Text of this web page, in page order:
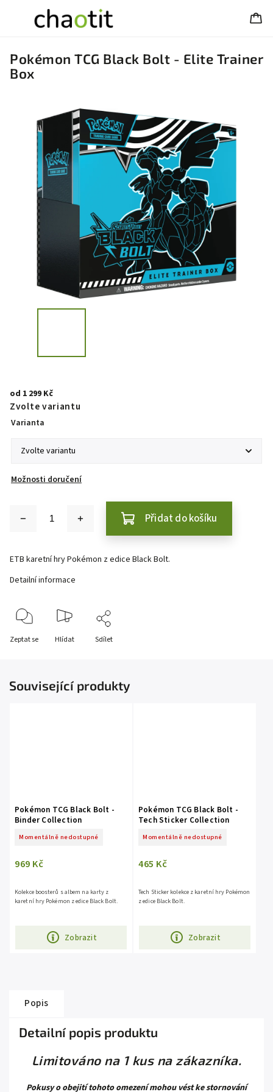
Pokémon TCG Black Bolt - Elite Trainer
Box
od 1 299 Kč
Zvolte variantu
Varianta
Možnosti doručení
Přidat do košíku
ETB karetní hry Pokémon z edice Black Bolt.
Detailní informace
Zeptat se Hlídat Sdílet
Související produkty
Pokémon TCG Black Bolt -
Binder Collection
Momentálně nedostupné
969 Kč
Zobrazit
Kolekce boosterů s albem na karty z
karetní hry Pokémon z edice Black Bolt.
Pokémon TCG Black Bolt -
Tech Sticker Collection
Momentálně nedostupné
465 Kč
Zobrazit
Tech Sticker kolekce z karetní hry Pokémon
z edice Black Bolt.
Popis
Detailní popis produktu
Limitováno na 1 kus na zákazníka.
Pokusy o obejití tohoto omezení mohou vést ke stornování